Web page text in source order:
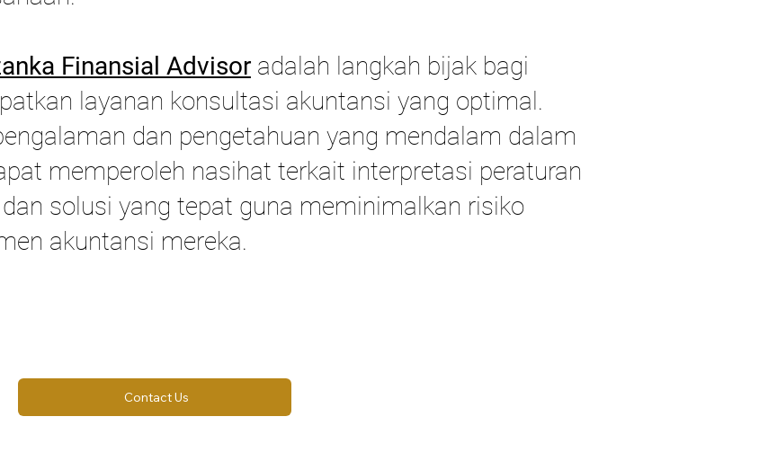
Contact Us
Finansial Advisoradalah langkah bijak bagi
layanan konsultasi akuntansi yang optimal.
dan pengetahuan yang mendalam dalam
memperoleh nasihat terkait interpretasi peraturan
solusi yang tepat guna meminimalkan risiko
akuntansi mereka.